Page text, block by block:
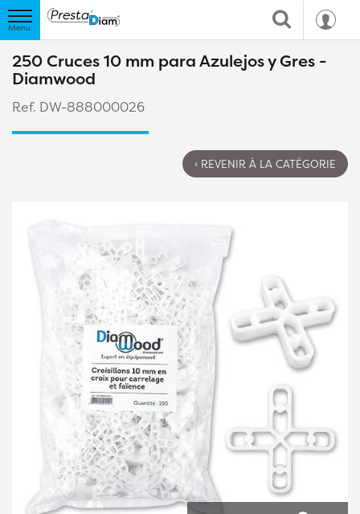
250 Cruces 10 mm para Azulejos y Gres -
Diamwood
Ref. DW-888000026
‹ REVENIR À LA CATÉGORIE